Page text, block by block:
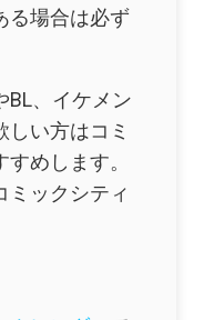
る場合は必ず
BL、イケメン
い方はコミ
めします。
ミックシティ